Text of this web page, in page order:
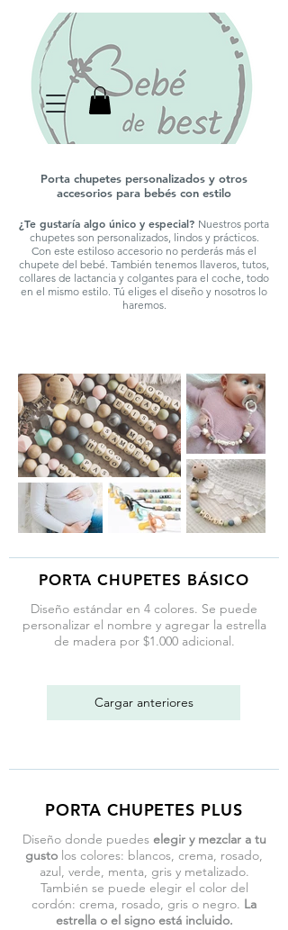
Porta chupetes personalizados y otros
accesorios para bebés con estilo
¿Te gustaría algo único y especial? Nuestros porta
chupetes son personalizados, lindos y prácticos.
Con este estiloso accesorio no perderás más el
chupete del bebé. También tenemos llaveros, tutos,
collares de lactancia y colgantes para el coche, todo
en el mismo estilo. Tú eliges el diseño y nosotros lo
haremos.
PORTA CHUPETES BÁSICO
Cargar anteriores
Diseño estándar en 4 colores. Se puede
personalizar el nombre y agregar la estrella
de madera por $1.000 adicional.
PORTA CHUPETES PLUS
Diseño donde puedes elegir y mezclar a tu
gusto los colores: blancos, crema, rosado,
azul, verde, menta, gris y metalizado.
También se puede elegir el color del
cordón: crema, rosado, gris o negro. La
estrella o el signo está incluido.